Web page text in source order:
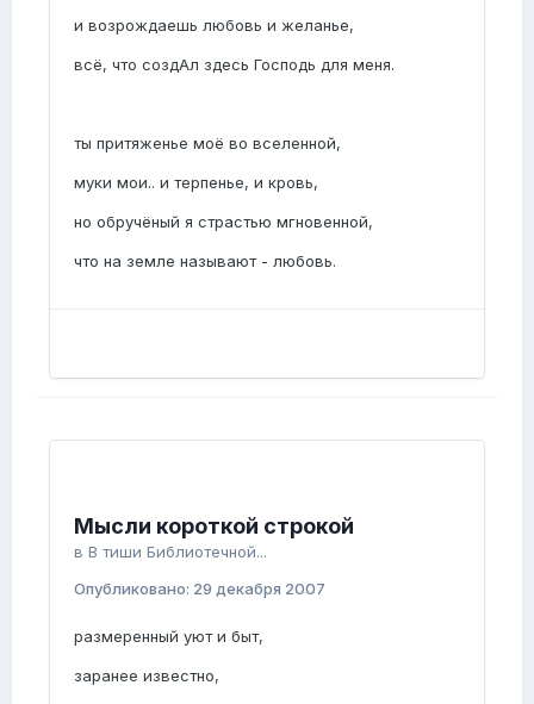
и возрождаешь любовь и желанье,
всё, что создАл здесь Господь для меня.
ты притяженье моё во вселенной,
муки мои.. и терпенье, и кровь,
но обручёный я страстью мгновенной,
что на земле называют - любовь.
Мысли короткой строкой
в В тиши Библиотечной...
Опубликовано: 29 декабря 2007
размеренный уют и быт,
заранее известно,